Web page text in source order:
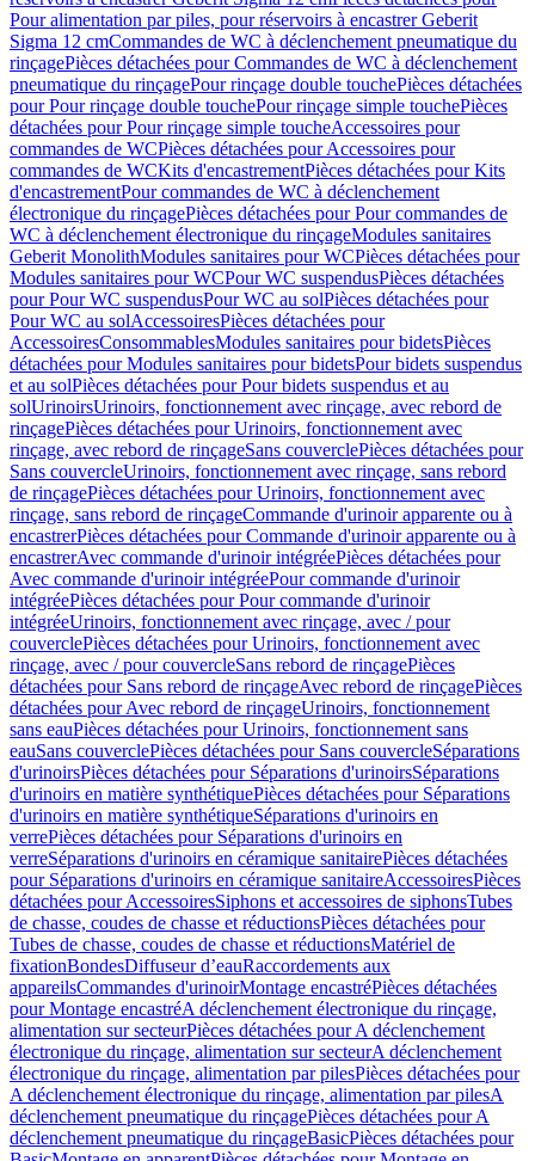
Pour alimentation par piles, pour réservoirs à encastrer Geberit
Sigma 12 cmCommandes de WC à déclenchement pneumatique du
rinçagePièces détachées pour Commandes de WC à déclenchement
pneumatique du rinçagePour rinçage double touchePièces détachées
pour Pour rinçage double touchePour rinçage simple touchePièces
détachées pour Pour rinçage simple toucheAccessoires pour
commandes de WCPièces détachées pour Accessoires pour
commandes de WCKits d'encastrementPièces détachées pour Kits
d'encastrementPour commandes de WC à déclenchement
électronique du rinçagePièces détachées pour Pour commandes de
WC à déclenchement électronique du rinçageModules sanitaires
Geberit MonolithModules sanitaires pour WCPièces détachées pour
Modules sanitaires pour WCPour WC suspendusPièces détachées
pour Pour WC suspendusPour WC au solPièces détachées pour
Pour WC au solAccessoiresPièces détachées pour
AccessoiresConsommablesModules sanitaires pour bidetsPièces
détachées pour Modules sanitaires pour bidetsPour bidets suspendus
et au solPièces détachées pour Pour bidets suspendus et au
solUrinoirsUrinoirs, fonctionnement avec rinçage, avec rebord de
rinçagePièces détachées pour Urinoirs, fonctionnement avec
rinçage, avec rebord de rinçageSans couverclePièces détachées pour
Sans couvercleUrinoirs, fonctionnement avec rinçage, sans rebord
de rinçagePièces détachées pour Urinoirs, fonctionnement avec
rinçage, sans rebord de rinçageCommande d'urinoir apparente ou à
encastrerPièces détachées pour Commande d'urinoir apparente ou à
encastrerAvec commande d'urinoir intégréePièces détachées pour
Avec commande d'urinoir intégréePour commande d'urinoir
intégréePièces détachées pour Pour commande d'urinoir
intégréeUrinoirs, fonctionnement avec rinçage, avec / pour
couverclePièces détachées pour Urinoirs, fonctionnement avec
rinçage, avec / pour couvercleSans rebord de rinçagePièces
détachées pour Sans rebord de rinçageAvec rebord de rinçagePièces
détachées pour Avec rebord de rinçageUrinoirs, fonctionnement
sans eauPièces détachées pour Urinoirs, fonctionnement sans
eauSans couverclePièces détachées pour Sans couvercleSéparations
d'urinoirsPièces détachées pour Séparations d'urinoirsSéparations
d'urinoirs en matière synthétiquePièces détachées pour Séparations
d'urinoirs en matière synthétiqueSéparations d'urinoirs en
verrePièces détachées pour Séparations d'urinoirs en
verreSéparations d'urinoirs en céramique sanitairePièces détachées
pour Séparations d'urinoirs en céramique sanitaireAccessoiresPièces
détachées pour AccessoiresSiphons et accessoires de siphonsTubes
de chasse, coudes de chasse et réductionsPièces détachées pour
Tubes de chasse, coudes de chasse et réductionsMatériel de
fixationBondesDiffuseur d’eauRaccordements aux
appareilsCommandes d'urinoirMontage encastréPièces détachées
pour Montage encastréA déclenchement électronique du rinçage,
alimentation sur secteurPièces détachées pour A déclenchement
électronique du rinçage, alimentation sur secteurA déclenchement
électronique du rinçage, alimentation par pilesPièces détachées pour
A déclenchement électronique du rinçage, alimentation par pilesA
déclenchement pneumatique du rinçagePièces détachées pour A
déclenchement pneumatique du rinçageBasicPièces détachées pour